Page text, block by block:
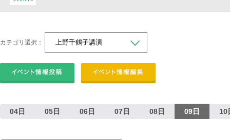
カテゴリ選択：
04日 05日 06日 07日 08日 09日 10